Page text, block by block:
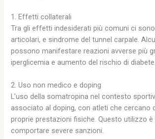
1. Effetti collaterali
Tra gli effetti indesiderati più comuni ci
articolari, e sindrome del tunnel carpale.
possono manifestare reazioni avverse più
iperglicemia e aumento del rischio di diabete.
2. Uso non medico e doping
L’uso della somatropina nel contesto
associato al doping, con atleti che cercano
proprie prestazioni fisiche. Questo utilizzo è
comportare severe sanzioni.